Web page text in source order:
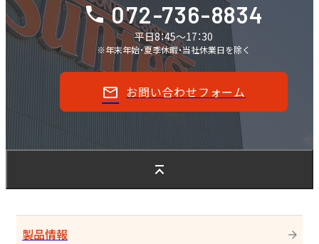
072-736-8834
平日8：45～17：30
※年末年始・夏季休暇・当社休業日を除く
お問い合わせフォーム
製品情報